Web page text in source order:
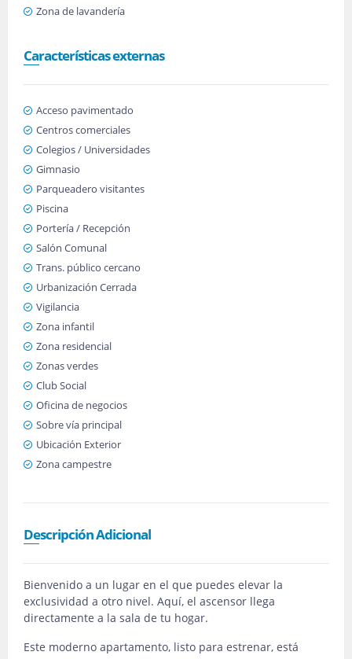
Zona de lavandería
Características externas
Acceso pavimentado
Centros comerciales
Colegios / Universidades
Gimnasio
Parqueadero visitantes
Piscina
Portería / Recepción
Salón Comunal
Trans. público cercano
Urbanización Cerrada
Vigilancia
Zona infantil
Zona residencial
Zonas verdes
Club Social
Oficina de negocios
Sobre vía principal
Ubicación Exterior
Zona campestre
Descripción Adicional
Bienvenido a un lugar en el que puedes elevar la
exclusividad a otro nivel. Aquí, el ascensor llega
directamente a la sala de tu hogar.
Este moderno apartamento, listo para estrenar, está